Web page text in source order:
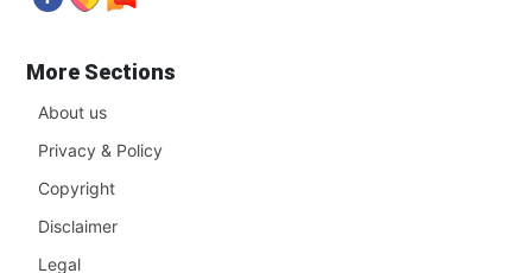
More Sections
About us
Privacy & Policy
Copyright
Disclaimer
Legal